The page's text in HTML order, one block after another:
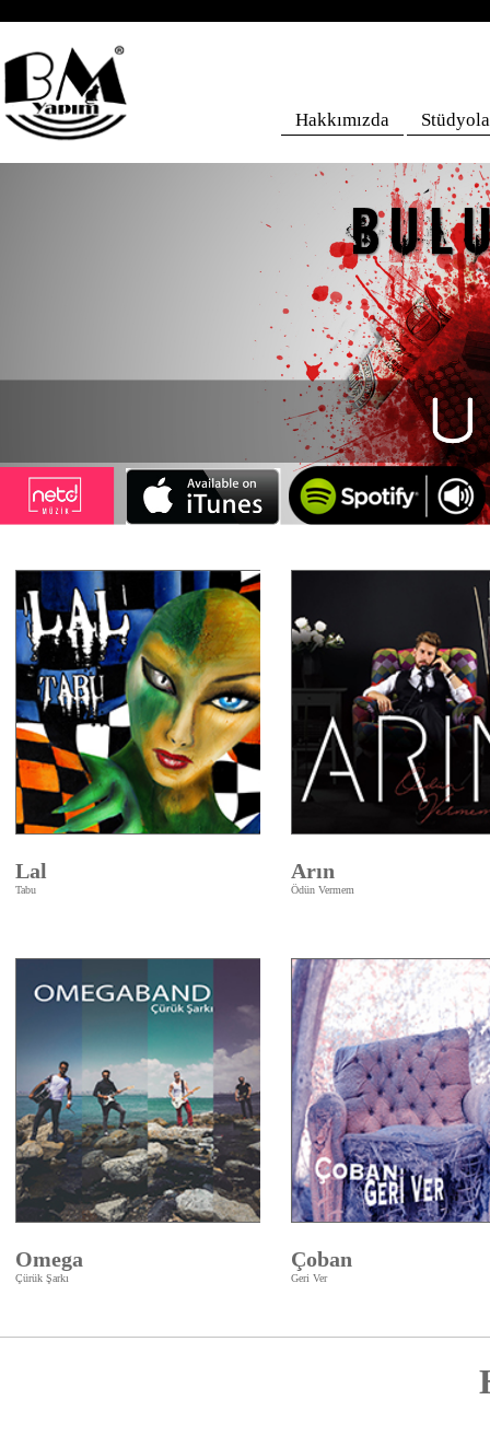
Hakkımızda
Lal
Tabu
Arın
Ödün Vermem
Omega
Çürük Şarkı
Çoban
Geri Ver